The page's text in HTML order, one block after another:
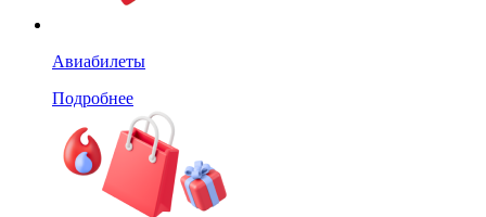
Авиабилеты
Подробнее